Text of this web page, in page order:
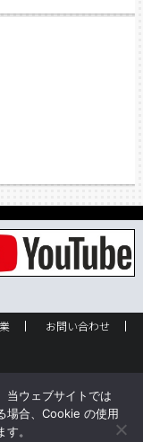
お問い合わせ
当ウェブサイトでは
場合、Cookie の使用
。